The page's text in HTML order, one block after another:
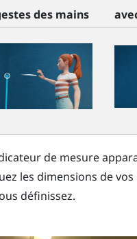
des mains
de mesure
les dimensions de vos
définissez.